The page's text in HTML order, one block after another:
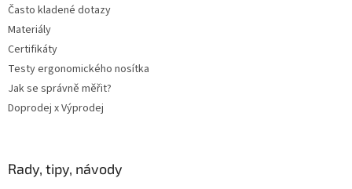
Často kladené dotazy
Materiály
Certifikáty
Testy ergonomického nosítka
Jak se správně měřit?
Doprodej x Výprodej
Rady, tipy, návody